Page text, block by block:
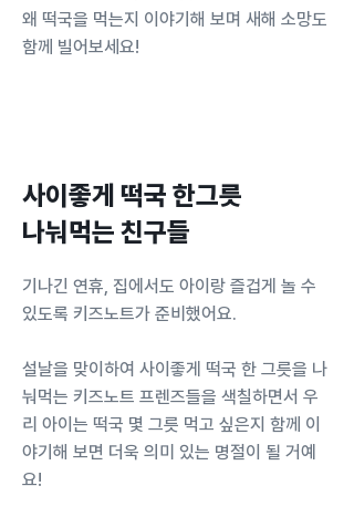
왜 떡국을 먹는지 이야기해 보며 새해 소망도
함께 빌어보세요!
사이좋게 떡국 한그릇
나눠먹는 친구들
기나긴 연휴, 집에서도 아이랑 즐겁게 놀 수
있도록 키즈노트가 준비했어요.
설날을 맞이하여 사이좋게 떡국 한 그릇을 나
눠먹는 키즈노트 프렌즈들을 색칠하면서 우
리 아이는 떡국 몇 그릇 먹고 싶은지 함께 이
야기해 보면 더욱 의미 있는 명절이 될 거예
요!